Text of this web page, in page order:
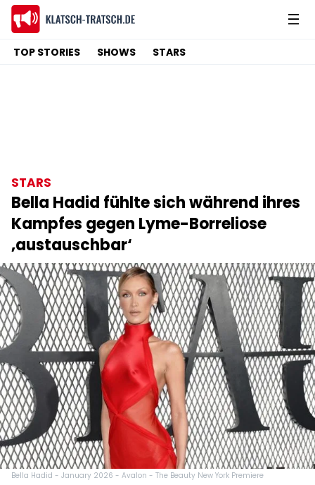
TOP STORIES SHOWS STARS
STARS
Bella Hadid fühlte sich während ihres
Kampfes gegen Lyme-Borreliose
‚austauschbar‘
Bella Hadid - January 2026 - Avalon - The Beauty New York Premiere